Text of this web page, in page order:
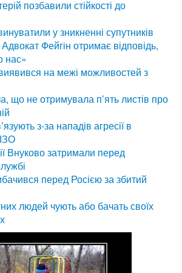
позбавили стійкості до
у зникненні супутників
Фейгін отримає відповідь,
нас»
на межі можливостей з
що не отримувала п’ять листів про
з-за нападів агресії в
Внуково затримали перед
перед Росією за збитий
людей чують або бачать своїх